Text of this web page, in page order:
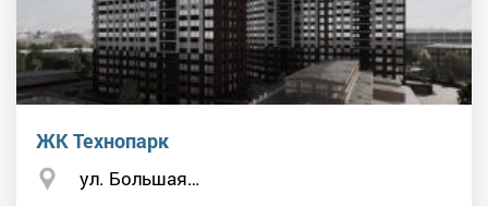
ЖК Технопарк
ул. Большая…